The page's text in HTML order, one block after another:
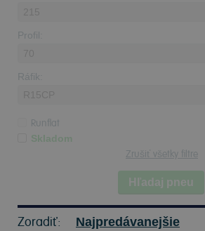
Profil:
Ráfik:
Runflat
Skladom
Zrušiť všetky filtre
Hľadaj pneu
Zoradiť: Najpredávanejšie